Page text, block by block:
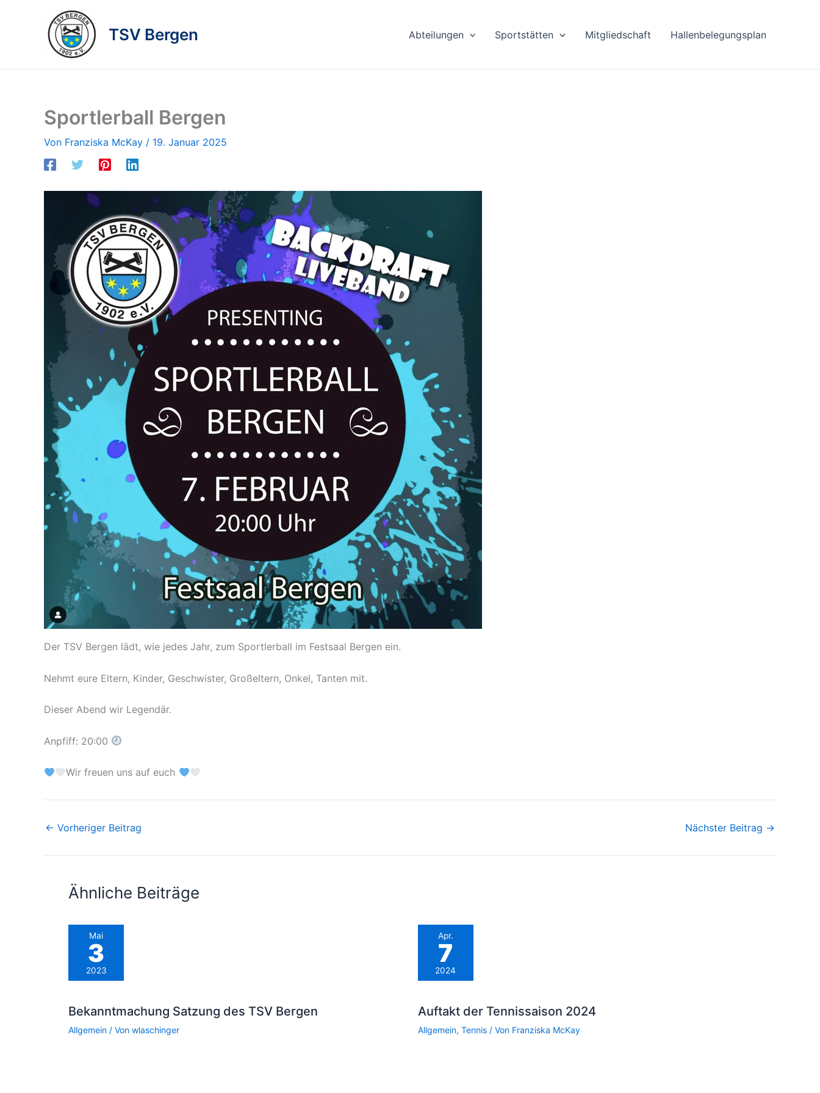
TSV Bergen Abteilungen Sportstätten Mitgliedschaft Hallenbelegungsplan
Sportlerball Bergen
Von Franziska McKay / 19. Januar 2025
Der TSV Bergen lädt, wie jedes Jahr, zum Sportlerball im Festsaal Bergen ein.
Nehmt eure Eltern, Kinder, Geschwister, Großeltern, Onkel, Tanten mit.
Dieser Abend wir Legendär.
Anpfiff: 20:00
Wir freuen uns auf euch
← Vorheriger Beitrag Nächster Beitrag →
Ähnliche Beiträge
Mai
3
2023
Bekanntmachung Satzung des TSV Bergen
Allgemein / Von wlaschinger
Apr.
7
2024
Auftakt der Tennissaison 2024
Allgemein, Tennis/ Von Franziska McKay